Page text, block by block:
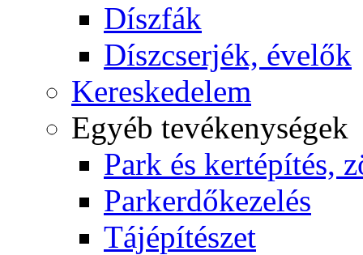
Díszfák
Díszcserjék, évelők
Kereskedelem
Egyéb tevékenységek
Park és kertépítés,
Parkerdőkezelés
Tájépítészet